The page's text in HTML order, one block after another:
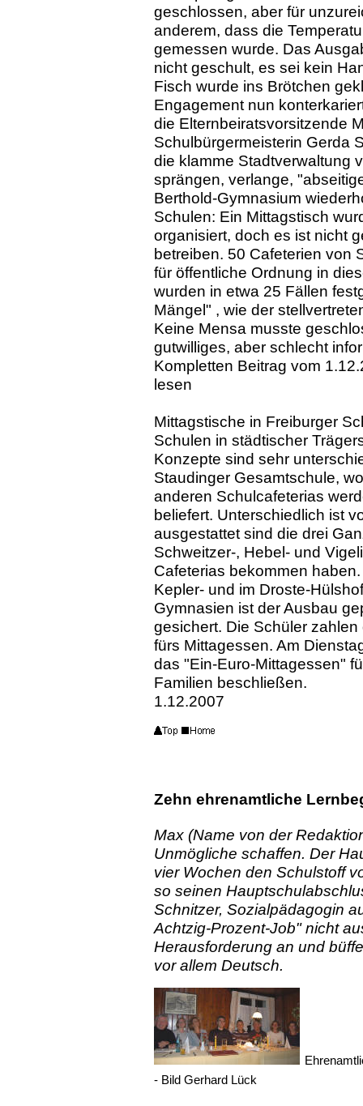
geschlossen, aber für
anderem, dass die
gemessen wurde. Das
nicht geschult, es sei kein
Fisch wurde ins Brötchen
Engagement nun
die Elternbeiratsvorsitzende
Schulbürgermeisterin Gerda
die klamme Stadtverwaltung
sprängen, verlange,
Berthold-Gymnasium
Schulen: Ein Mittagstisch
organisiert, doch es ist nicht
betreiben. 50 Cafeterien von
für öffentliche Ordnung in
wurden in etwa 25 Fällen
Mängel" , wie der
Keine Mensa musste
gutwilliges, aber schlecht
Kompletten Beitrag vom
lesen
Mittagstische in Freiburger
Schulen in städtischer
Konzepte sind sehr
Staudinger Gesamtschule,
anderen Schulcafeterias
beliefert. Unterschiedlich ist
ausgestattet sind die drei
Schweitzer-, Hebel- und
Cafeterias bekommen
Kepler- und im Droste-
Gymnasien ist der Ausbau
gesichert. Die Schüler
fürs Mittagessen. Am
das "Ein-Euro-Mittagessen"
Familien beschließen.
1.12.2007
Zehn ehrenamtliche
Max (Name von der
Unmögliche schaffen. Der
vier Wochen den Schulstoff
so seinen
Schnitzer, Sozialpädagogin
Achtzig-Prozent-Job" nicht
Herausforderung an und
vor allem Deutsch.
- Bild Gerhard Lück